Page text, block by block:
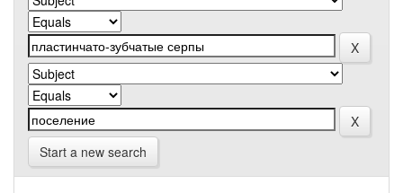
Start a new search